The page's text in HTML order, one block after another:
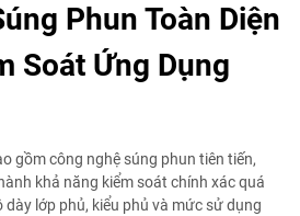
Phun Toàn Diện
Soát Ứng Dụng
gồm công nghệ súng phun tiên tiến,
khả năng kiểm soát chính xác quá
lớp phủ, kiểu phủ và mức sử dụng